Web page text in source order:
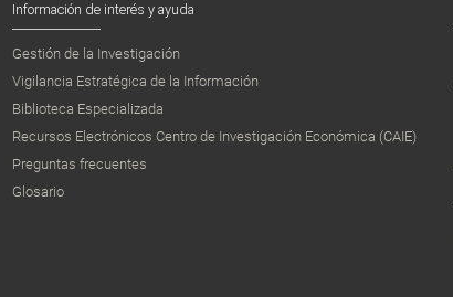
Información de interés y ayuda
Gestión de la Investigación
Vigilancia Estratégica de la Información
Biblioteca Especializada
Recursos Electrónicos Centro de Investigación Económica (CAIE)
Preguntas frecuentes
Glosario